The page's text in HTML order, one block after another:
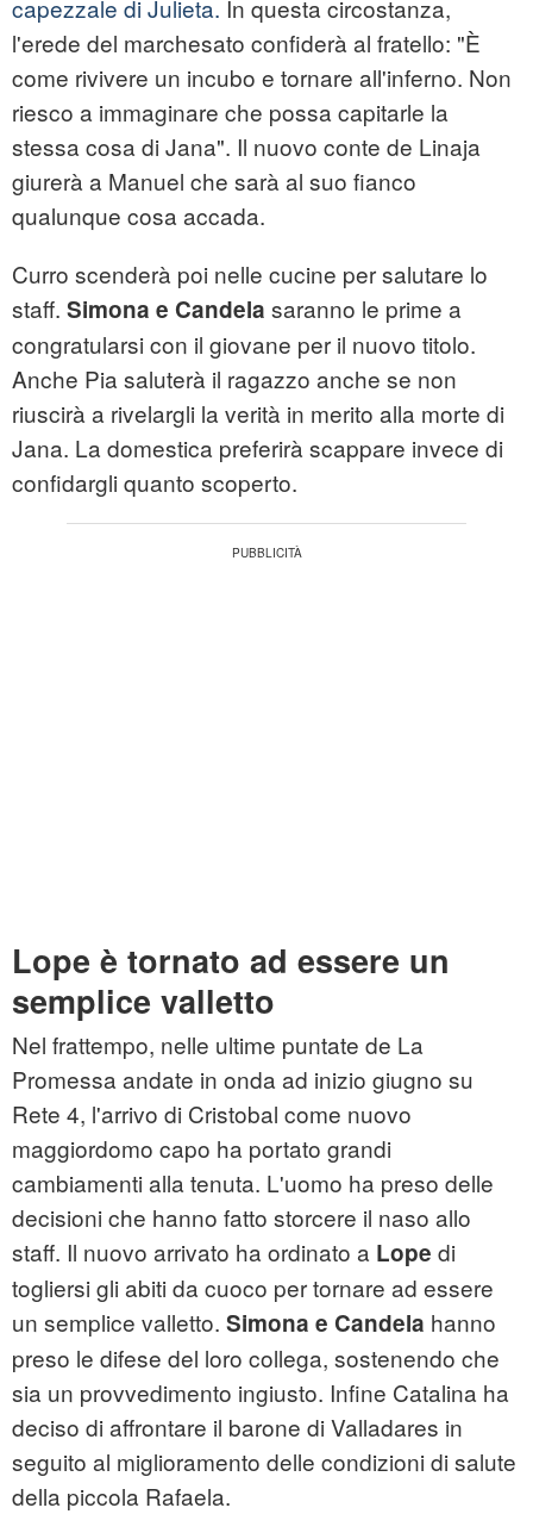
capezzale di Julieta. In questa circostanza,
l'erede del marchesato confiderà al fratello: "È
come rivivere un incubo e tornare all'inferno. Non
riesco a immaginare che possa capitarle la
stessa cosa di Jana". Il nuovo conte de Linaja
giurerà a Manuel che sarà al suo fianco
qualunque cosa accada.
Curro scenderà poi nelle cucine per salutare lo
staff. Simona e Candela saranno le prime a
congratularsi con il giovane per il nuovo titolo.
Anche Pia saluterà il ragazzo anche se non
riuscirà a rivelargli la verità in merito alla morte di
Jana. La domestica preferirà scappare invece di
confidargli quanto scoperto.
Lope è tornato ad essere un
semplice valletto
Nel frattempo, nelle ultime puntate de La
Promessa andate in onda ad inizio giugno su
Rete 4, l'arrivo di Cristobal come nuovo
maggiordomo capo ha portato grandi
cambiamenti alla tenuta. L'uomo ha preso delle
decisioni che hanno fatto storcere il naso allo
staff. Il nuovo arrivato ha ordinato a Lope di
togliersi gli abiti da cuoco per tornare ad essere
un semplice valletto. Simona e Candela hanno
preso le difese del loro collega, sostenendo che
sia un provvedimento ingiusto. Infine Catalina ha
deciso di affrontare il barone di Valladares in
seguito al miglioramento delle condizioni di salute
della piccola Rafaela.